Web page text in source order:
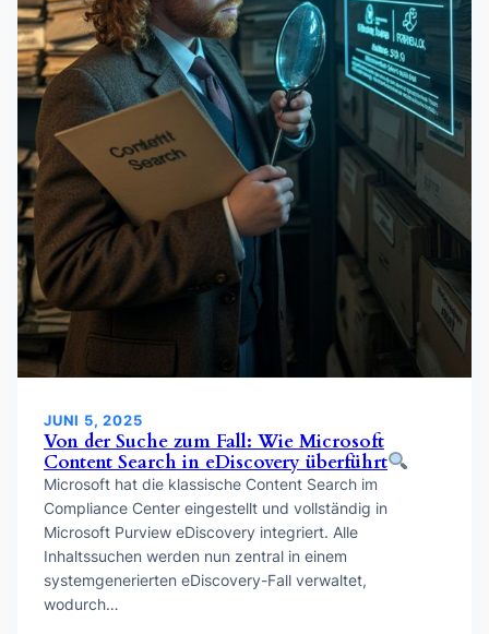
JUNI 5, 2025
Von der Suche zum Fall: Wie Microsoft
Content Search in eDiscovery überführt
Microsoft hat die klassische Content Search im
Compliance Center eingestellt und vollständig in
Microsoft Purview eDiscovery integriert. Alle
Inhaltssuchen werden nun zentral in einem
systemgenerierten eDiscovery-Fall verwaltet,
wodurch…